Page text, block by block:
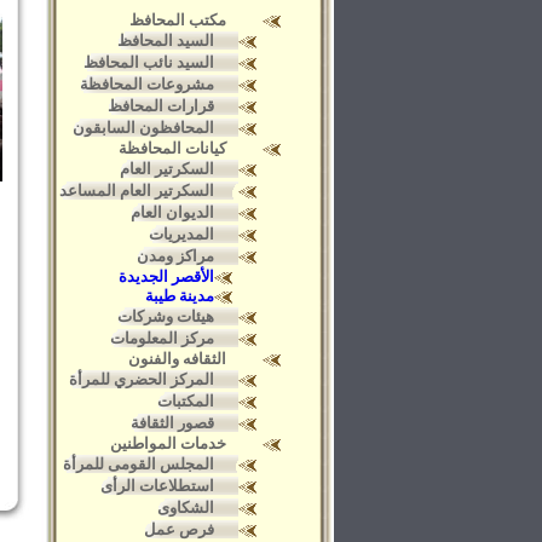
مكتب المحافظ
السيد المحافظ
السيد نائب المحافظ
مشروعات المحافظة
قرارات المحافظ
المحافظون السابقون
كيانات المحافظة
السكرتير العام
السكرتير العام المساعد
الديوان العام
المديريات
مراكز ومدن
الأقصر الجديدة
مدينة طيبة
هيئات وشركات
مركز المعلومات
الثقافه والفنون
المركز الحضري للمرأة
المكتبات
قصور الثقافة
خدمات المواطنين
المجلس القومى للمرأة
استطلاعات الرأى
الشكاوى
فرص عمل